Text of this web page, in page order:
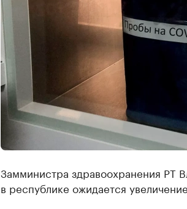
Замминистра здравоохранения РТ
в республике ожидается